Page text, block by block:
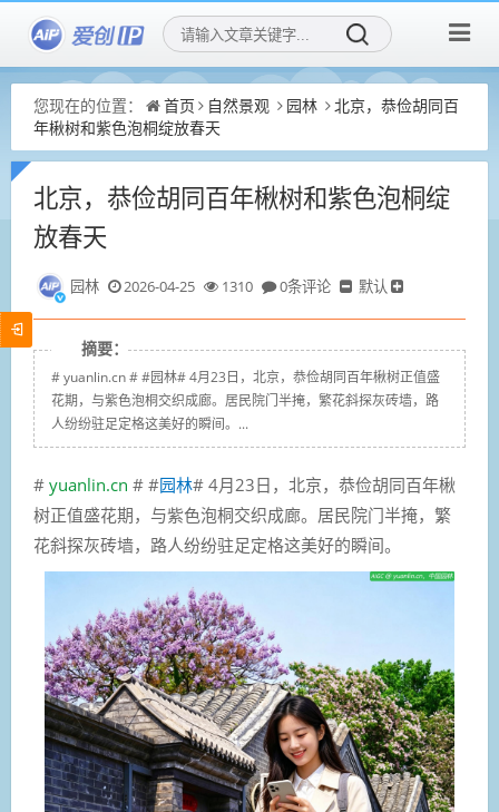
您现在的位置： 首页 自然景观 园林
北京，恭俭胡同百
年楸树和紫色泡桐绽放春天
北京，恭俭胡同百年楸树和紫色泡桐绽
放春天
园林 2026-04-25 1310 0条评论 默认
摘要：
# yuanlin.cn # #园林# 4月23日，北京，恭俭胡同百年楸树正值盛
花期，与紫色泡桐交织成廊。居民院门半掩，繁花斜探灰砖墙，路
人纷纷驻足定格这美好的瞬间。...
# yuanlin.cn # #园林# 4月23日，北京，恭俭胡同百年楸
树正值盛花期，与紫色泡桐交织成廊。居民院门半掩，繁
花斜探灰砖墙，路人纷纷驻足定格这美好的瞬间。